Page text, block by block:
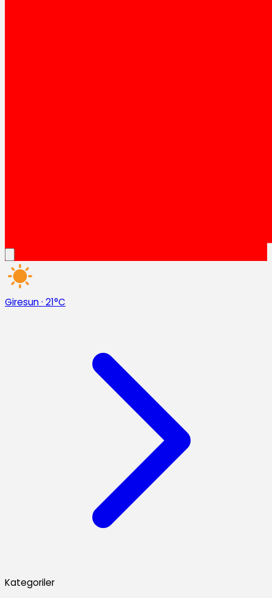
Giresun· 21°C
Kategoriler